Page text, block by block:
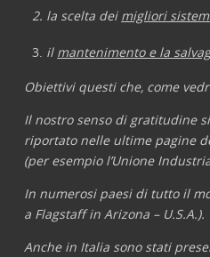
la scelta dei migliori
il mantenimento e la
Obiettivi questi che, come
Il nostro senso di gratitudine
riportato nelle ultime pagine
(per esempio l’Unione
In numerosi paesi di tutto il
a Flagstaff in Arizona – U.S.A.).
Anche in Italia sono stati